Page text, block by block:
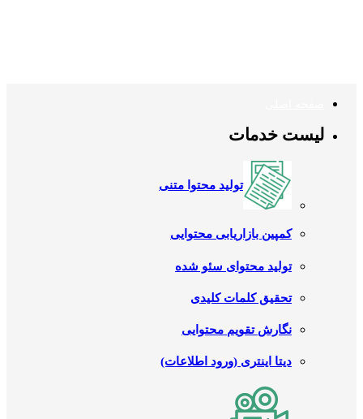
لیست خدمات
تولید محتوا متنی
کمپین بازاریابی محتوایی
تولید محتوای سئو شده
تحقیق کلمات کلیدی
نگارش تقویم محتوایی
دیتا اینتری (ورود اطلاعات)